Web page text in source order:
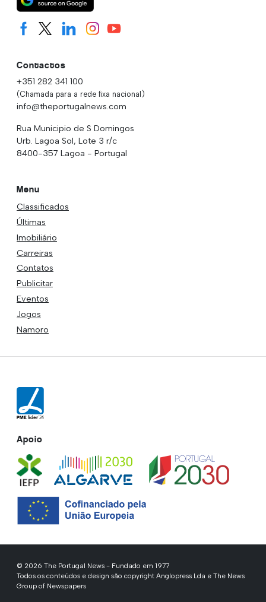
Contactos
+351 282 341 100
(Chamada para a rede fixa nacional)
info@theportugalnews.com
Rua Municipio de S Domingos
Urb. Lagoa Sol, Lote 3 r/c
8400-357 Lagoa - Portugal
Menu
Classificados
Últimas
Imobiliário
Carreiras
Contatos
Publicitar
Eventos
Jogos
Namoro
Apoio
© 2026 The Portugal News - Fundado em 1977
Todos os conteúdos e design são copyright Anglopress Lda e The News
Group of Newspapers